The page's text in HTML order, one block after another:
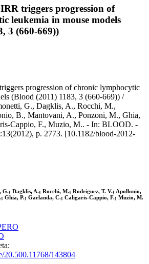
triggers progression of
leukemia in mouse models
3 (660-669))
progression of chronic lymphocytic
(Blood (2011) 1183, 3 (660-669)) /
G., Dagklis, A., Rocchi, M.,
B., Mantovani, A., Ponzoni, M., Ghia,
Cappio, F., Muzio, M.. - In: BLOOD. -
p. 2773. [10.1182/blood-2012-
G.; Dagklis, A.; Rocchi, M.; Rodriguez, T. V.; Apollonio,
Ghia, P.; Garlanda, C.; Caligaris-Cappio, F.; Muzio, M.
20.500.11768/143804